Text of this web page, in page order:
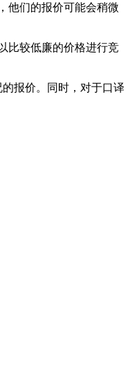
他们的报价可能会稍微
比较低廉的价格进行竞
报价。同时，对于口译